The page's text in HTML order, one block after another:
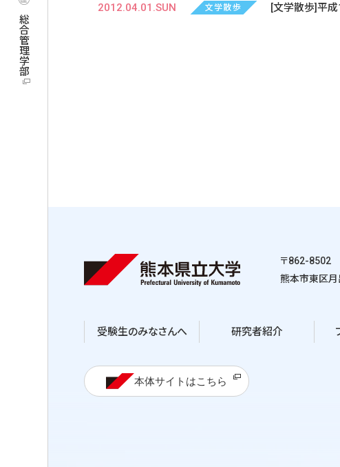
総合管理学部
[文学散歩]平
2012.04.01.SUN 文学散歩
〒862-8502
熊本市東区
受験生のみなさんへ 研究者紹介
本体サイトはこちら